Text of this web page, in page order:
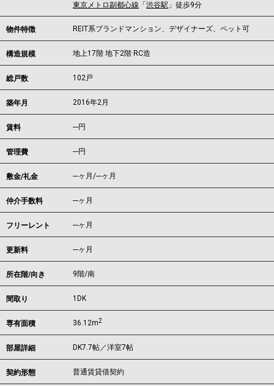
東京メトロ副都心線 「渋谷駅 」徒歩9分
物件特徴 REIT系ブランドマンション、デザイナーズ、ペット可
構造規模 地上17階 地下2階 RC造
総戸数 102戸
築年月 2016年2月
賃料 ---円
管理費 ---円
敷金/礼金 ---ヶ月/---ヶ月
仲介手数料 ---ヶ月
フリーレント ---ヶ月
更新料 ---ヶ月
所在階/向き 9階/南
間取り 1DK
専有面積 36.12m2
部屋詳細 DK7.7帖／洋室7帖
契約形態 普通賃貸借契約